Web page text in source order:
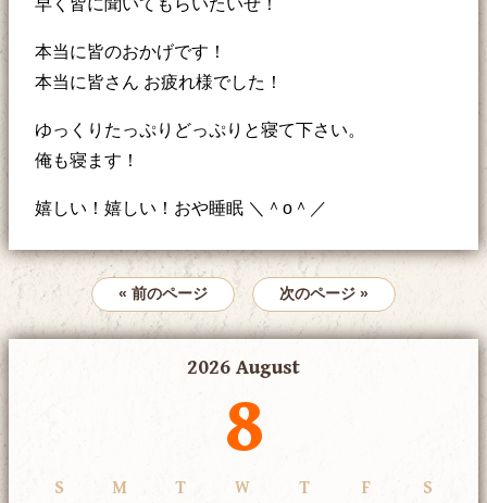
早く皆に聞いてもらいたいぜ！
本当に皆のおかげです！
本当に皆さん お疲れ様でした！
ゆっくりたっぷりどっぷりと寝て下さい。
俺も寝ます！
嬉しい！嬉しい！おや睡眠 ＼＾o＾／
« 前のページ 次のページ »
2026 August
8
S M T W T F
S